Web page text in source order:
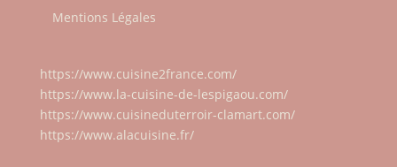
Mentions Légales
https://www.cuisine2france.com/
https://www.la-cuisine-de-lespigaou.com/
https://www.cuisineduterroir-clamart.com/
https://www.alacuisine.fr/